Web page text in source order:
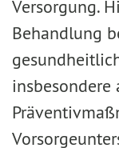
Versorgung.
Behandlung
insbesondere